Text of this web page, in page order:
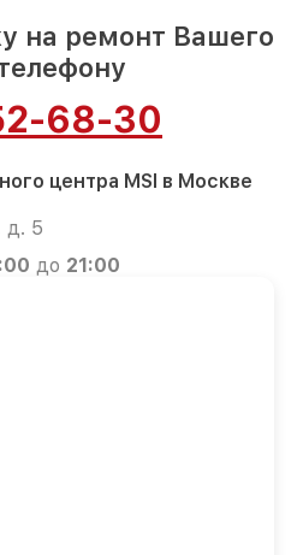
на ремонт Вашего
68-30
центра MSI в Москве
д. 5
до 21:00